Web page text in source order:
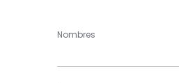
Nombres